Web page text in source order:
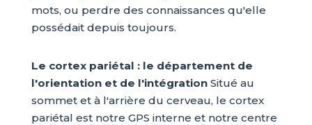
mots, ou perdre des connaissances qu'elle
possédait depuis toujours.
Le cortex pariétal : le département de
l'orientation et de l'intégrationSitué au
sommet et à l'arrière du cerveau, le cortex
pariétal est notre GPS interne et notre centre